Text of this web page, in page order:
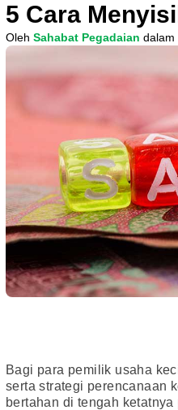
5 Cara
Oleh Sahabat Pegadaian dalam
Bagi para pemilik usaha
serta strategi perencanaan
bertahan di tengah